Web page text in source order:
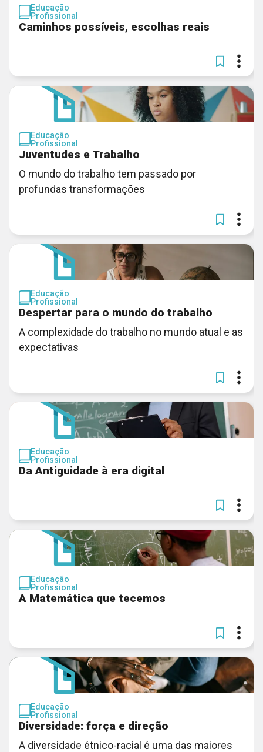
Educação
Profissional
Caminhos possíveis, escolhas reais
Educação
Profissional
Juventudes e Trabalho
O mundo do trabalho tem passado por
profundas transformações
Educação
Profissional
Despertar para o mundo do trabalho
A complexidade do trabalho no mundo atual e as
expectativas
Educação
Profissional
Da Antiguidade à era digital
Educação
Profissional
A Matemática que tecemos
Educação
Profissional
Diversidade: força e direção
A diversidade étnico-racial é uma das maiores